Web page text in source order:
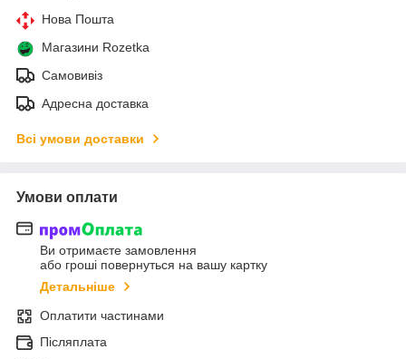
Нова Пошта
Магазини Rozetka
Самовивіз
Адресна доставка
Всі умови доставки
Умови оплати
Ви отримаєте замовлення
або гроші повернуться на вашу картку
Детальніше
Оплатити частинами
Післяплата